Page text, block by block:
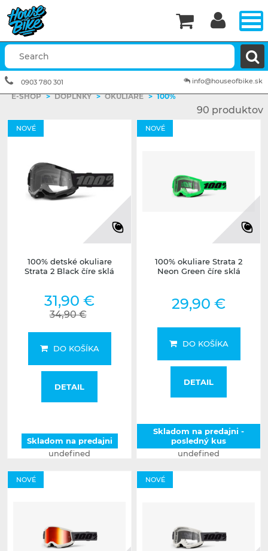
E-SHOP > DOPLNKY > OKULIARE > 100%
90 produktov
NOVÉ
100% detské okuliare
Strata 2 Black číre sklá
31,90 €
34,90 €
DO KOŠÍKA
DETAIL
Skladom na predajni
undefined
NOVÉ
100% okuliare Strata 2
Neon Green číre sklá
29,90 €
DO KOŠÍKA
DETAIL
Skladom na predajni -
posledný kus
undefined
NOVÉ NOVÉ


info@houseofbike.sk
0903 780 301